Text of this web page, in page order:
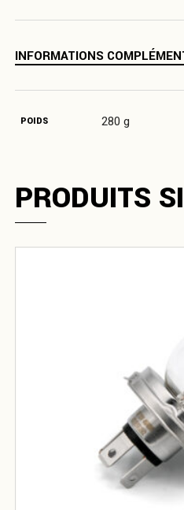
INFORMATIONS
POIDS 280 g
PRODUITS